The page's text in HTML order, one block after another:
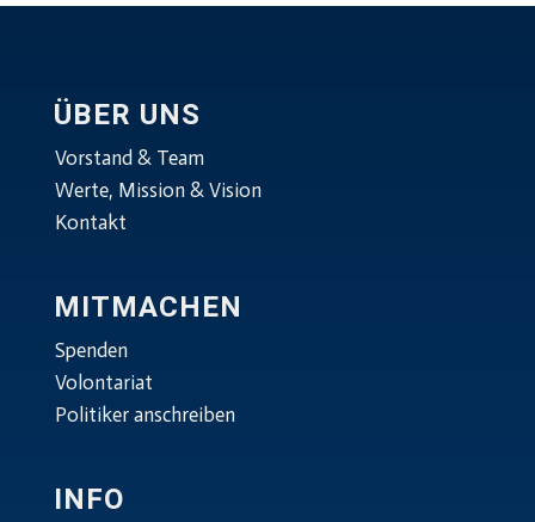
ÜBER UNS
Vorstand & Team
Werte, Mission & Vision
Kontakt
MITMACHEN
Spenden
Volontariat
Politiker anschreiben
INFO